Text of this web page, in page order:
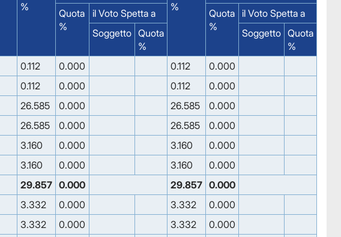
%
%
Quota
%
il Voto Spetta a
Quota
%
il Voto Spetta a
Soggetto Quota
%
Soggetto Quota
%
0.112 0.000 0.112
0.000
0.112 0.000 0.112
0.000
26.585 0.000 26.585
0.000
26.585 0.000 26.585
0.000
3.160 0.000 3.160
0.000
3.160 0.000 3.160
0.000
29.857 0.000 29.857 0.000
3.332 0.000 3.332
0.000
3.332 0.000 3.332
0.000